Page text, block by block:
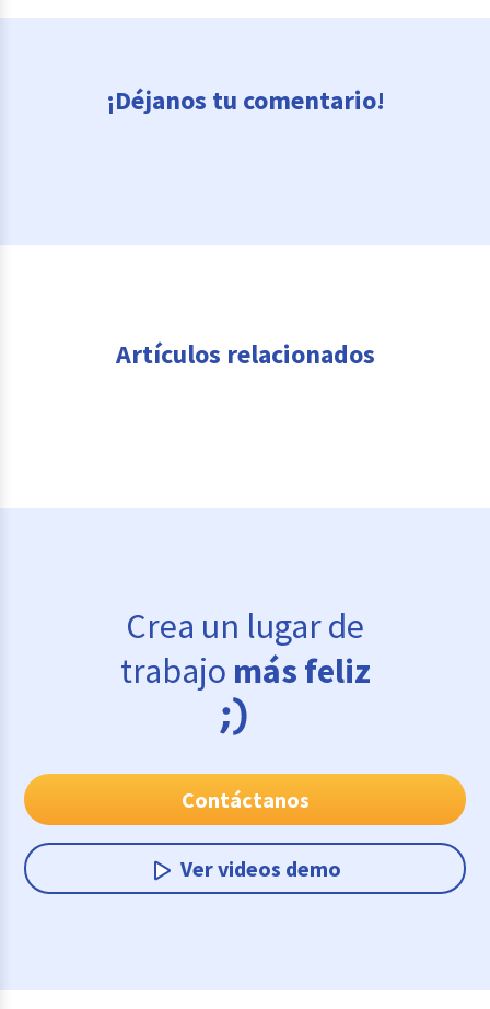
¡Déjanos tu comentario!
Artículos relacionados
Crea un lugar de
trabajo más feliz
Contáctanos
Ver videos demo